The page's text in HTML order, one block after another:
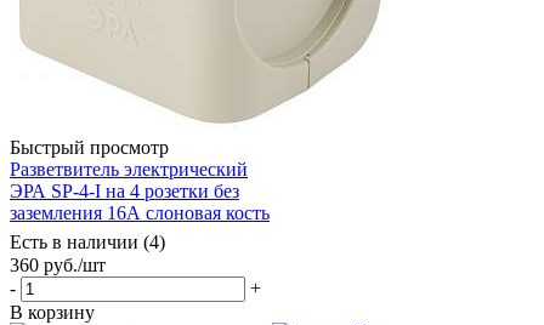
Быстрый просмотр
Разветвитель электрический
ЭРА SP-4-I на 4 розетки без
заземления 16А слоновая кость
Есть в наличии (4)
360 руб./шт
-
+
В корзину